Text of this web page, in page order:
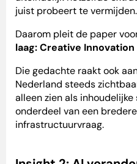
juist probeert te vermijden.
Daarom pleit de paper
laag: Creative
Die gedachte raakt ook
Nederland steeds
alleen zien als
onderdeel van een
infrastructuurvraag.